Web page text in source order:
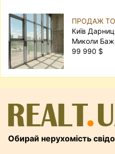
ПРОДАЖ
Київ
Миколи
99 990 $
Обирай нерухомість